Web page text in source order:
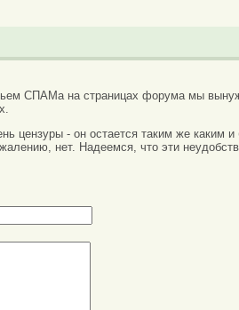
СПАМа на страницах форума мы
цензуры - он остается таким же
нет. Надеемся, что эти